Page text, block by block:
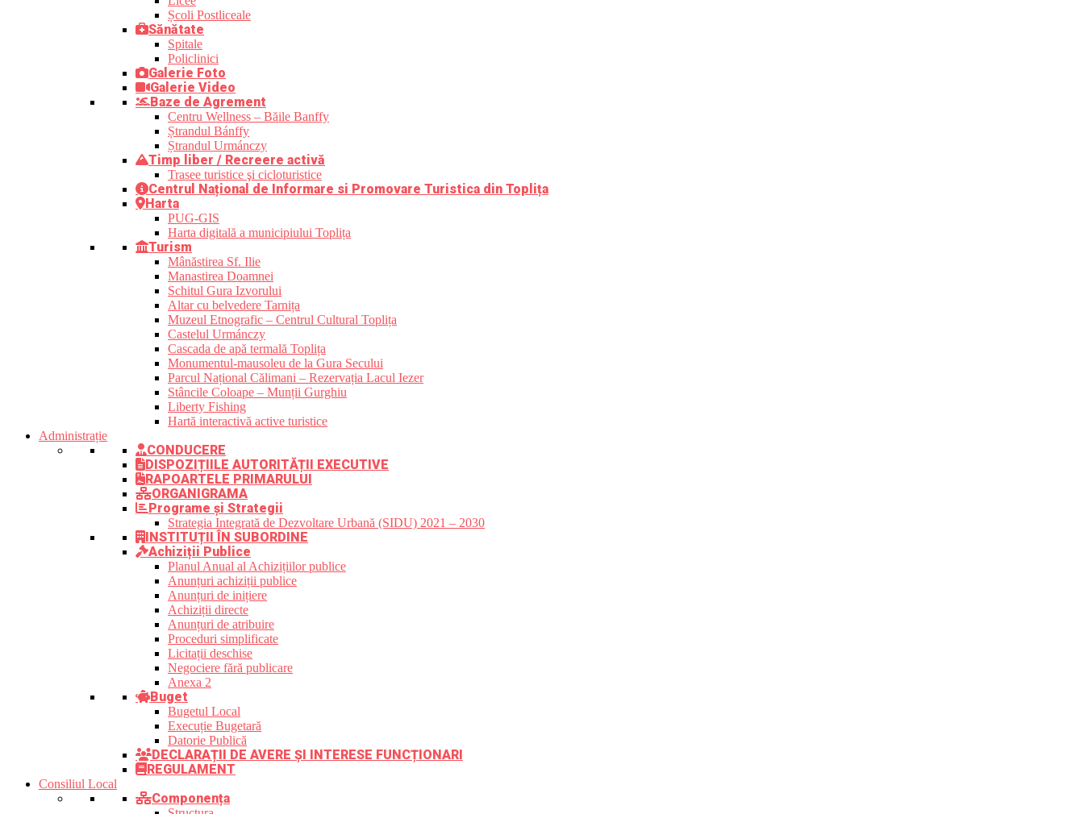
Școli Postliceale
Sănătate
Spitale
Policlinici
Galerie Foto
Galerie Video
Baze de Agrement
Centru Wellness – Băile Banffy
Ștrandul Bánffy
Ștrandul Urmánczy
Timp liber / Recreere activă
Trasee turistice şi cicloturistice
Centrul Național de Informare si Promovare Turistica din Toplița
Harta
PUG-GIS
Harta digitală a municipiului Toplița
Turism
Mânăstirea Sf. Ilie
Manastirea Doamnei
Schitul Gura Izvorului
Altar cu belvedere Tarnița
Muzeul Etnografic – Centrul Cultural Toplița
Castelul Urmánczy
Cascada de apă termală Toplița
Monumentul-mausoleu de la Gura Secului
Parcul Național Călimani – Rezervația Lacul Iezer
Stâncile Coloape – Munții Gurghiu
Liberty Fishing
Hartă interactivă active turistice
Administrație
CONDUCERE
DISPOZIȚIILE AUTORITĂȚII EXECUTIVE
RAPOARTELE PRIMARULUI
ORGANIGRAMA
Programe și Strategii
Strategia Integrată de Dezvoltare Urbană (SIDU) 2021 – 2030
INSTITUȚII ÎN SUBORDINE
Achiziții Publice
Planul Anual al Achizițiilor publice
Anunțuri achiziții publice
Anunțuri de inițiere
Achiziții directe
Anunțuri de atribuire
Proceduri simplificate
Licitații deschise
Negociere fără publicare
Anexa 2
Buget
Bugetul Local
Execuție Bugetară
Datorie Publică
DECLARAȚII DE AVERE ȘI INTERESE FUNCȚIONARI
REGULAMENT
Consiliul Local
Componența